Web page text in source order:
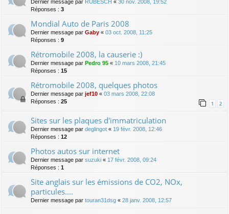
Dernier message par RUBESCH « 30 nov. 2008, 19:52
Réponses : 3
Mondial Auto de Paris 2008
Dernier message par Gaby « 03 oct. 2008, 11:25
Réponses : 9
Rétromobile 2008, la causerie :)
Dernier message par Pedro 95 « 10 mars 2008, 21:45
Réponses : 15
Rétromobile 2008, quelques photos
Dernier message par jef10 « 03 mars 2008, 22:08
Réponses : 25 1 2
Sites sur les plaques d'immatriculation
Dernier message par deglingot « 19 févr. 2008, 12:46
Réponses : 12
Photos autos sur internet
Dernier message par suzuki « 17 févr. 2008, 09:24
Réponses : 1
Site anglais sur les émissions de CO2, NOx,
particules....
Dernier message par touran31dsg « 28 janv. 2008, 12:57